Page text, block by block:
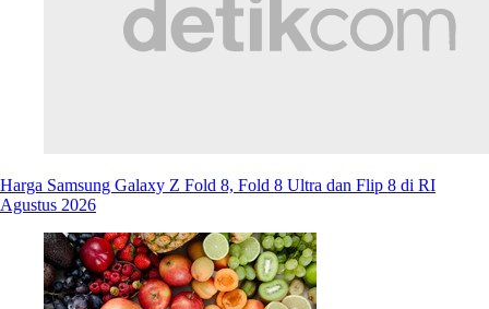
Harga Samsung Galaxy Z Fold 8, Fold 8 Ultra dan Flip 8 di RI
Agustus 2026